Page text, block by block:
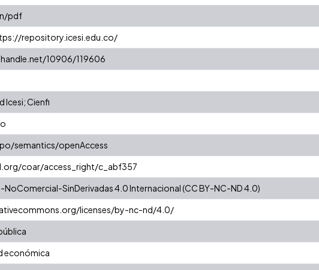
pdf
repository.icesi.edu.co/
10906/119606
Icesi; Cienfi
semantics/openAccess
coar/access_right/c_abf357
SinDerivadas 4.0 Internacional (CC BY-NC-ND 4.0)
licenses/by-nc-nd/4.0/
económica